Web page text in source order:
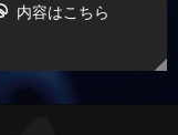
内容はこちら